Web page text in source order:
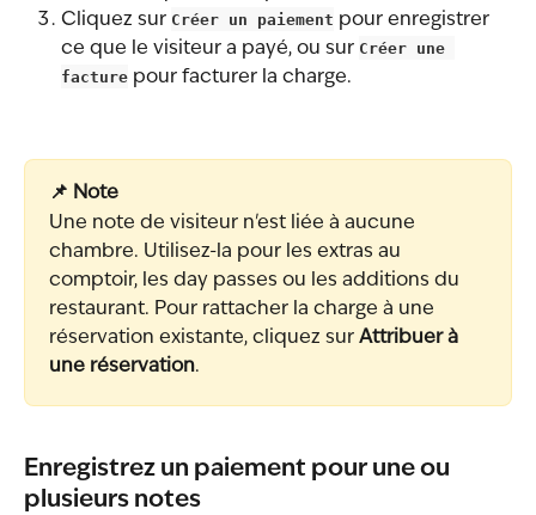
Cliquez sur Créer un paiement pour enregistrer
ce que le visiteur a payé, ou sur Créer une
facture pour facturer la charge.
📌 Note
Une note de visiteur n'est liée à aucune
chambre. Utilisez-la pour les extras au
comptoir, les day passes ou les additions du
restaurant. Pour rattacher la charge à une
réservation existante, cliquez sur Attribuer à
une réservation.
Enregistrez un paiement pour une ou
plusieurs notes